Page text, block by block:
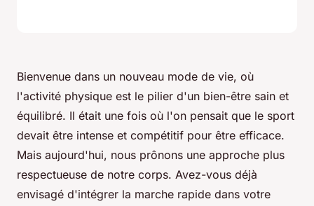
Bienvenue dans un nouveau mode de vie, où
l'activité physique est le pilier d'un bien-être sain et
équilibré. Il était une fois où l'on pensait que le sport
devait être intense et compétitif pour être efficace.
Mais aujourd'hui, nous prônons une approche plus
respectueuse de notre corps. Avez-vous déjà
envisagé d'intégrer la marche rapide dans votre